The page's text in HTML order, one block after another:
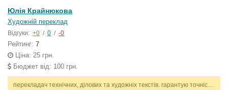
Юлія Крайнюкова
Художній переклад
Відгуки: +0 / 0 / -0
Рейтинг: 7
Ціна: 25 грн.
Бюджет від: 100 грн.
перекладач технічних, ділових та художніх текстів. гарантую точність, стилістичну відповідність і дотримання термінів. працюю з англійською та українською мовами.